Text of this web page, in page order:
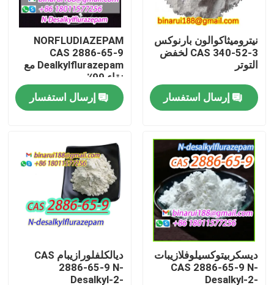
فيديوهات
معلومات عنا
جولة في المعمل
اطلب اقتباس
المواد الخام الكيميائية اليومية
المواد الكيميائية غير العضوية المواد الخام
الوسطيات الكيميائية الدقيقة
نيتروميثاكوالون بارنوكس
CAS 340-52-3 لخفض
التوتر
إرسال استفسار
NORFLUDIAZEPAM
CAS 2886-65-9
Dealkylflurazepam مع
نقاء 99٪
إرسال استفسار
ديسكربيتوكسيلوفلازيبات
CAS 2886-65-9 N-
Desalkyl-2-
ديالكلفلورازيبام CAS
2886-65-9 N-
Desalkyl-2-